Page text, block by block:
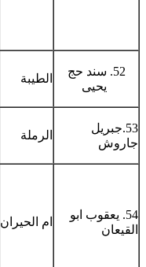
سند حج
يحيى
الطيبة
53.جبريل
جاروش
الرملة
54. يعقوب ابو
القيعان
ام الحيران